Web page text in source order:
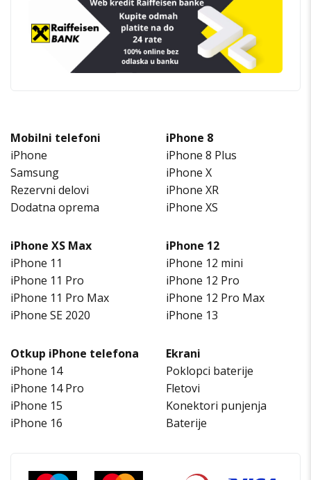
Mobilni telefoni
iPhone
Samsung
Rezervni delovi
Dodatna oprema
iPhone 8
iPhone 8 Plus
iPhone X
iPhone XR
iPhone XS
iPhone XS Max
iPhone 11
iPhone 11 Pro
iPhone 11 Pro Max
iPhone SE 2020
iPhone 12
iPhone 12 mini
iPhone 12 Pro
iPhone 12 Pro Max
iPhone 13
Otkup iPhone telefona
iPhone 14
iPhone 14 Pro
iPhone 15
iPhone 16
Ekrani
Poklopci baterije
Fletovi
Konektori punjenja
Baterije